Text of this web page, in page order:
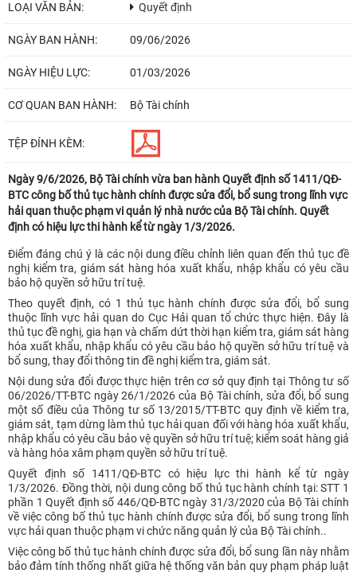
LOẠI VĂN BẢN: Quyết định
NGÀY BAN HÀNH: 09/06/2026
NGÀY HIỆU LỰC: 01/03/2026
CƠ QUAN BAN HÀNH: Bộ Tài chính
TỆP ĐÍNH KÈM:
Ngày 9/6/2026, Bộ Tài chính vừa ban hành Quyết định số 1411/QĐ-
BTC công bố thủ tục hành chính được sửa đổi, bổ sung trong lĩnh vực
hải quan thuộc phạm vi quản lý nhà nước của Bộ Tài chính. Quyết
định có hiệu lực thi hành kể từ ngày 1/3/2026.
Điểm đáng chú ý là các nội dung điều chỉnh liên quan đến thủ tục đề
nghị kiểm tra, giám sát hàng hóa xuất khẩu, nhập khẩu có yêu cầu
bảo hộ quyền sở hữu trí tuệ.
Theo quyết định, có 1 thủ tục hành chính được sửa đổi, bổ sung
thuộc lĩnh vực hải quan do Cục Hải quan tổ chức thực hiện. Đây là
thủ tục đề nghị, gia hạn và chấm dứt thời hạn kiểm tra, giám sát hàng
hóa xuất khẩu, nhập khẩu có yêu cầu bảo hộ quyền sở hữu trí tuệ và
bổ sung, thay đổi thông tin đề nghị kiểm tra, giám sát.
Nội dung sửa đổi được thực hiện trên cơ sở quy định tại Thông tư số
06/2026/TT-BTC ngày 26/1/2026 của Bộ Tài chính, sửa đổi, bổ sung
một số điều của Thông tư số 13/2015/TT-BTC quy định về kiểm tra,
giám sát, tạm dừng làm thủ tục hải quan đối với hàng hóa xuất khẩu,
nhập khẩu có yêu cầu bảo vệ quyền sở hữu trí tuệ; kiểm soát hàng giả
và hàng hóa xâm phạm quyền sở hữu trí tuệ.
Quyết định số 1411/QĐ-BTC có hiệu lực thi hành kể từ ngày
1/3/2026. Đồng thời, nội dung công bố thủ tục hành chính tại: STT 1
phần 1 Quyết định số 446/QĐ-BTC ngày 31/3/2020 của Bộ Tài chính
về việc công bố thủ tục hành chính được sửa đổi, bổ sung trong lĩnh
vực hải quan thuộc phạm vi chức năng quản lý của Bộ Tài chính..
Việc công bố thủ tục hành chính được sửa đổi, bổ sung lần này nhằm
bảo đảm tính thống nhất giữa hệ thống văn bản quy phạm pháp luật